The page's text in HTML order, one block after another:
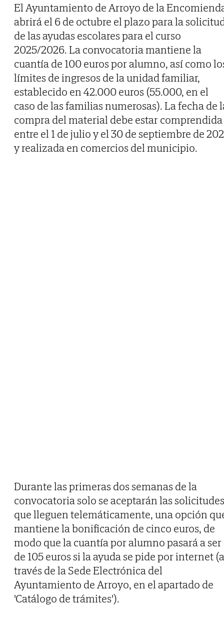
El Ayuntamiento de Arroyo de la
abrirá el 6 de octubre el plazo para la
de las ayudas escolares para el curso
2025/2026. La convocatoria mantiene la
cuantía de 100 euros por alumno, así como
límites de ingresos de la unidad familiar,
establecido en 42.000 euros (55.000, en el
caso de las familias numerosas). La fecha de
compra del material debe estar comprendida
entre el 1 de julio y el 30 de septiembre de
y realizada en comercios del municipio.
Durante las primeras dos semanas de la
convocatoria solo se aceptarán las solicitudes
que lleguen telemáticamente, una opción
mantiene la bonificación de cinco euros, de
modo que la cuantía por alumno pasará a ser
de 105 euros si la ayuda se pide por internet (a
través de la Sede Electrónica del
Ayuntamiento de Arroyo, en el apartado de
'Catálogo de trámites').